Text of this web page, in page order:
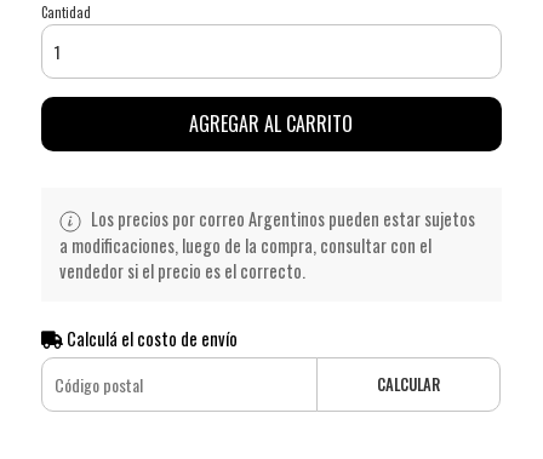
Cantidad
AGREGAR AL CARRITO
Los precios por correo Argentinos pueden estar sujetos
a modificaciones, luego de la compra, consultar con el
vendedor si el precio es el correcto.
Calculá el costo de envío
CALCULAR